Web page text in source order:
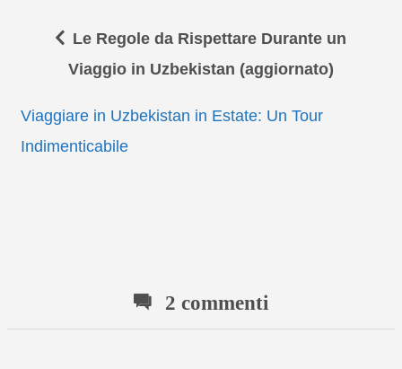
Le Regole da Rispettare Durante un
Viaggio in Uzbekistan (aggiornato)
Viaggiare in Uzbekistan in Estate: Un Tour
Indimenticabile
2 commenti